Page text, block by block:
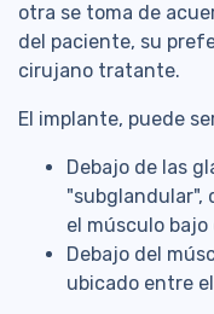
otra se toma de
del paciente, su
cirujano tratante.
El implante, puede
Debajo de las
"subglandular",
el músculo bajo
Debajo del
ubicado entre